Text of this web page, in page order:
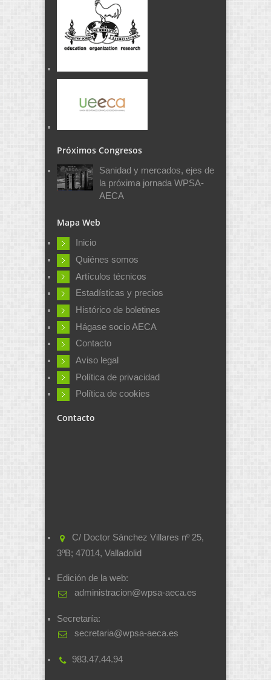
Próximos Congresos
Sanidad y mercados, ejes de
la próxima jornada WPSA-
AECA
Mapa Web
Inicio
Quiénes somos
Artículos técnicos
Estadísticas y precios
Histórico de boletines
Hágase socio AECA
Contacto
Aviso legal
Política de privacidad
Política de cookies
Contacto
C/ Doctor Sánchez Villares nº 25,
3ºB; 47014, Valladolid
Edición de la web:
administracion@wpsa-aeca.es
Secretaría:
secretaria@wpsa-aeca.es
983.47.44.94